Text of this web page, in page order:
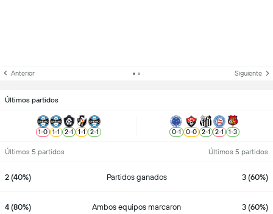
Anterior Siguiente
Últimos partidos
1-0 1-1 2-1 1-1 2-1 0-1 0-0 2-1 2-1 1-3
Últimos 5 partidos Últimos 5 partidos
2 (40%) Partidos ganados 3 (60%)
4 (80%) Ambos equipos marcaron 3 (60%)